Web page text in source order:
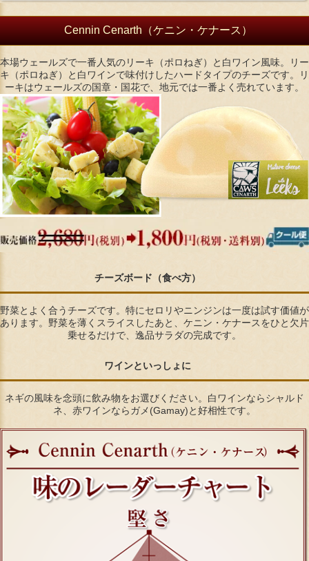
Cennin Cenarth（ケニン・ケナース）
本場ウェールズで一番人気のリーキ（ポロねぎ）と白ワイン風味。リー
キ（ポロねぎ）と白ワインで味付けしたハードタイプのチーズです。リ
ーキはウェールズの国章・国花で、地元では一番よく売れています。
チーズボード（食べ方）
野菜とよく合うチーズです。特にセロリやニンジンは一度は試す価値が
あります。野菜を薄くスライスしたあと、ケニン・ケナースをひと欠片
乗せるだけで、逸品サラダの完成です。
ワインといっしょに
ネギの風味を念頭に飲み物をお選びください。白ワインならシャルド
ネ、赤ワインならガメ(Gamay)と好相性です。